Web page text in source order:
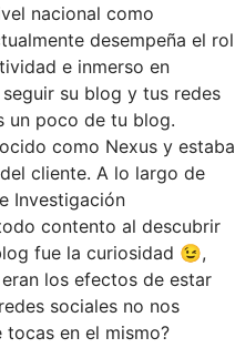
nacional como
desempeña el rol
e inmerso en
su blog y tus redes
un poco de tu blog.
como Nexus y estaba
cliente. A lo largo de
Investigación
contento al descubrir
fue la curiosidad 😉,
los efectos de estar
sociales no nos
en el mismo?